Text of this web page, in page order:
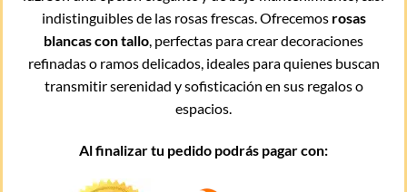
indistinguibles de las rosas frescas. Ofrecemos rosas
blancas con tallo, perfectas para crear decoraciones
refinadas o ramos delicados, ideales para quienes buscan
transmitir serenidad y sofisticación en sus regalos o
espacios.
Al finalizar tu pedido podrás pagar con: